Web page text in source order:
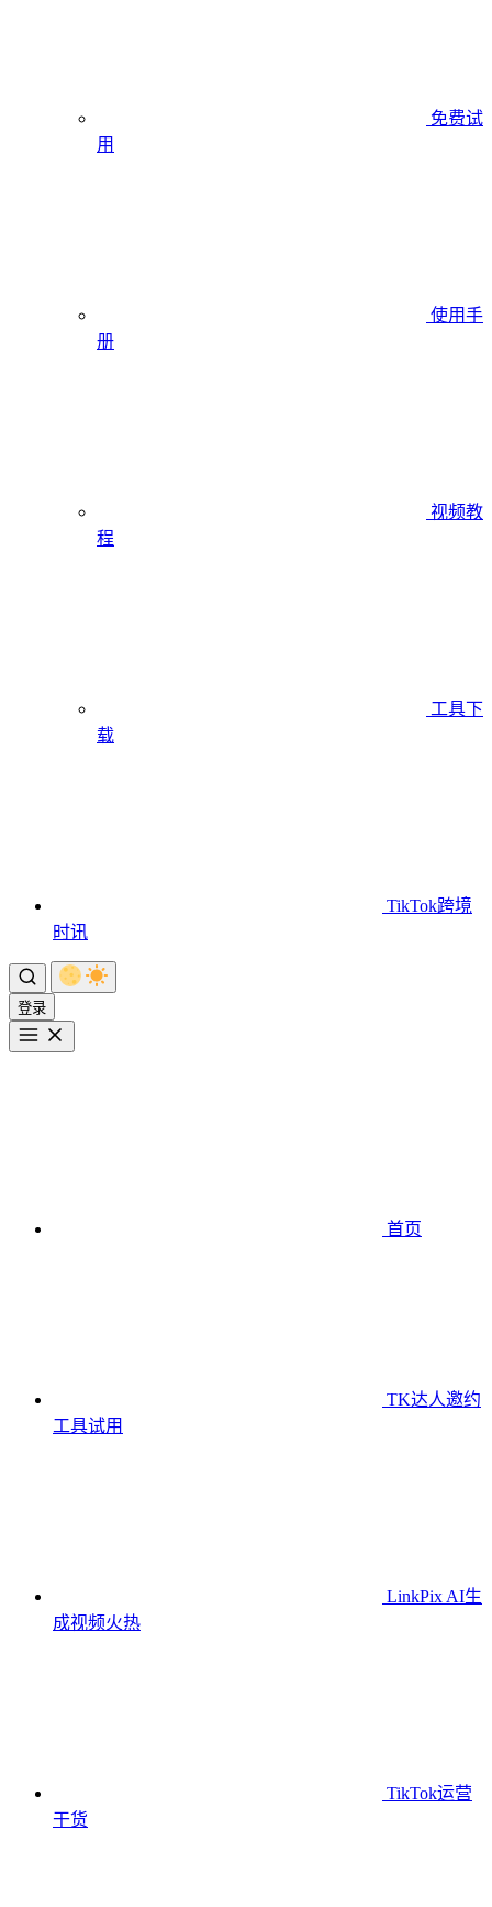
免费试
用
使用手
册
视频教
程
工具下
载
TikTok跨境
时讯
登录
首页
TK达人邀约
工具试用
LinkPix AI生
成视频火热
TikTok运营
干货